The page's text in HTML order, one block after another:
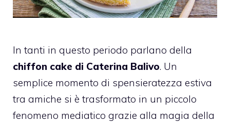
In tanti in questo periodo parlano della
chiffon cake di Caterina Balivo. Un
semplice momento di spensieratezza estiva
tra amiche si è trasformato in un piccolo
fenomeno mediatico grazie alla magia della